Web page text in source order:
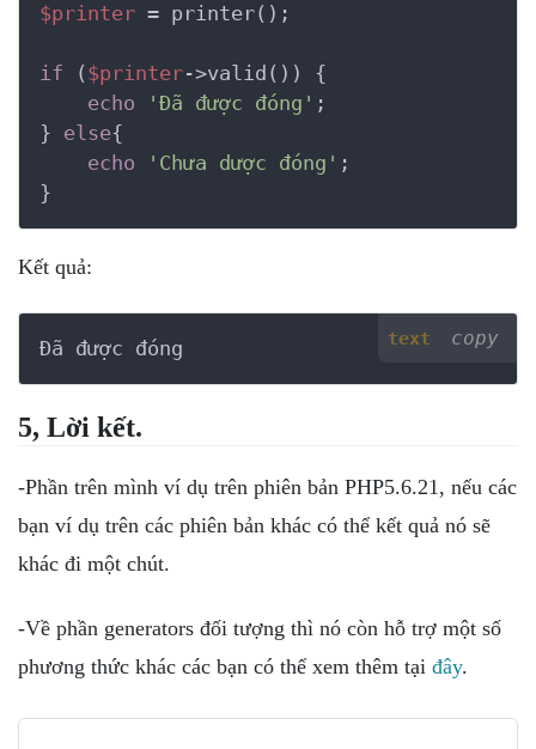
$printer = printer();
if ( $printer->valid()) {
echo
'Đã được đóng' ;
} else{
echo
'Chưa dược đóng' ;
Kết quả:
text copy
Đã được đóng
5, Lời kết.
-Phần trên mình ví dụ trên phiên bản PHP5.6.21, nếu các
bạn ví dụ trên các phiên bản khác có thể kết quả nó sẽ
khác đi một chút.
-Về phần generators đối tượng thì nó còn hỗ trợ một số
phương thức khác các bạn có thể xem thêm tại đây.